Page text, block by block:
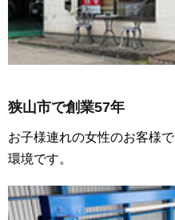
狭山市で創業57年
お子様連れの女性のお客様
環境です。